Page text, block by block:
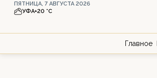
ПЯТНИЦА, 7 АВГУСТА 2026
УФА+20 °С
Главное